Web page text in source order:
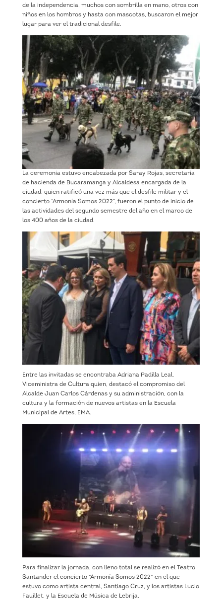
de la independencia, muchos con sombrilla en mano, otros con
niños en los hombros y hasta con mascotas, buscaron el mejor
lugar para ver el tradicional desfile.
La ceremonia estuvo encabezada por Saray Rojas, secretaria
de hacienda de Bucaramanga y Alcaldesa encargada de la
ciudad, quien ratificó una vez más que el desfile militar y el
concierto “Armonía Somos 2022”, fueron el punto de inicio de
las actividades del segundo semestre del año en el marco de
los 400 años de la ciudad.
Entre las invitadas se encontraba Adriana Padilla Leal,
Viceministra de Cultura quien, destacó el compromiso del
Alcalde Juan Carlos Cárdenas y su administración, con la
cultura y la formación de nuevos artistas en la Escuela
Municipal de Artes, EMA.
Para finalizar la jornada, con lleno total se realizó en el Teatro
Santander el concierto “Armonía Somos 2022” en el que
estuvo como artista central, Santiago Cruz, y los artistas Lucio
Fauillet, y la Escuela de Música de Lebrija.